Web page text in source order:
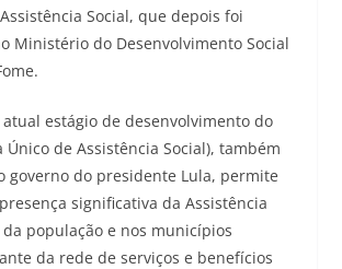
Social, que depois foi
Ministério do Desenvolvimento Social
atual estágio de desenvolvimento do
Único de Assistência Social), também
governo do presidente Lula, permite
significativa da Assistência
população e nos municípios
da rede de serviços e benefícios